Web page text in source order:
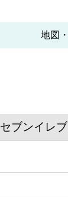
地図
セブンイレ